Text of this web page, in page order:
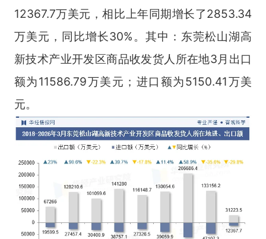
12367.7万美元，相比上年同期增长了2853.34
万美元，同比增长30%。其中：东莞松山湖高
新技术产业开发区商品收发货人所在地3月出口
额为11586.79万美元；进口额为5150.41万美
元。